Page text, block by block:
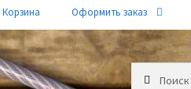
Корзина Оформить заказ